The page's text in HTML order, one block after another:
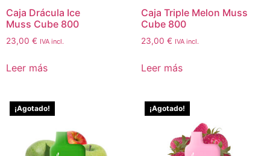
Caja Drácula Ice
Muss Cube 800
23,00 € IVA incl.
Leer más
Caja Triple Melon Muss
Cube 800
23,00 € IVA incl.
Leer más
¡Agotado! ¡Agotado!